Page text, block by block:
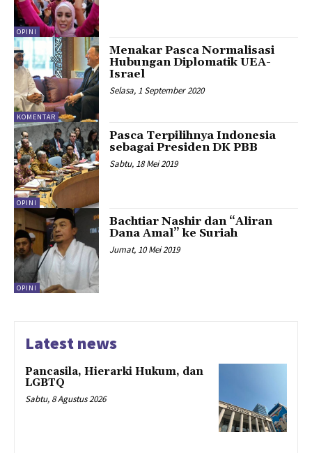
OPINI
KOMENTAR
Menakar Pasca Normalisasi
Hubungan Diplomatik UEA-
Israel
Selasa, 1 September 2020
OPINI
Pasca Terpilihnya Indonesia
sebagai Presiden DK PBB
Sabtu, 18 Mei 2019
OPINI
Bachtiar Nashir dan “Aliran
Dana Amal” ke Suriah
Jumat, 10 Mei 2019
Latest news
Pancasila, Hierarki Hukum, dan
LGBTQ
Sabtu, 8 Agustus 2026